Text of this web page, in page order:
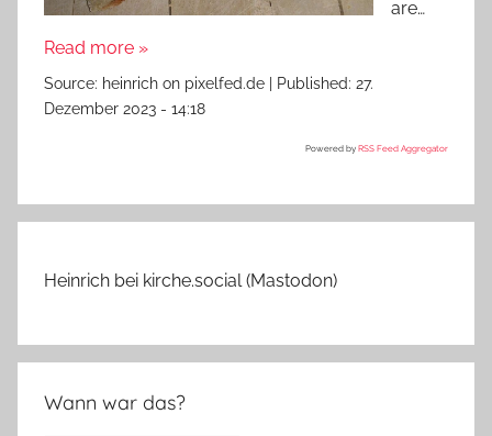
are…
Read more »
Source: heinrich on pixelfed.de Published: 27.
Dezember 2023 - 14:18
Powered by RSS Feed Aggregator
Heinrich bei kirche.social (Mastodon)
Wann war das?